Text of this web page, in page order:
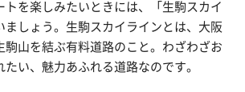
トを楽しみたいときには、「生駒スカイ
ましょう。生駒スカイラインとは、大阪
駒山を結ぶ有料道路のこと。わざわざお
い、魅力あふれる道路なのです。